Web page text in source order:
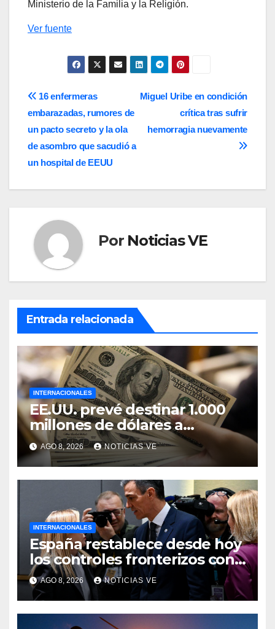
Ministerio de la Familia y la Religión.
Ver fuente
Navegación
de
entradas
Miguel Uribe en condición
crítica tras sufrir
hemorragia nuevamente
16 enfermeras
embarazadas, rumores de
un pacto secreto y la ola
de asombro que sacudió a
un hospital de EEUU
Por Noticias VE
Entrada relacionada
INTERNACIONALES
EE.UU. prevé destinar 1.000
millones de dólares a
Colombia para un paquete de
seguridad
AGO 8, 2026 NOTICIAS VE
INTERNACIONALES
España restablece desde hoy
los controles fronterizos con
Italia tras el rechazo de Roma
a retirar las restricciones
AGO 8, 2026 NOTICIAS VE